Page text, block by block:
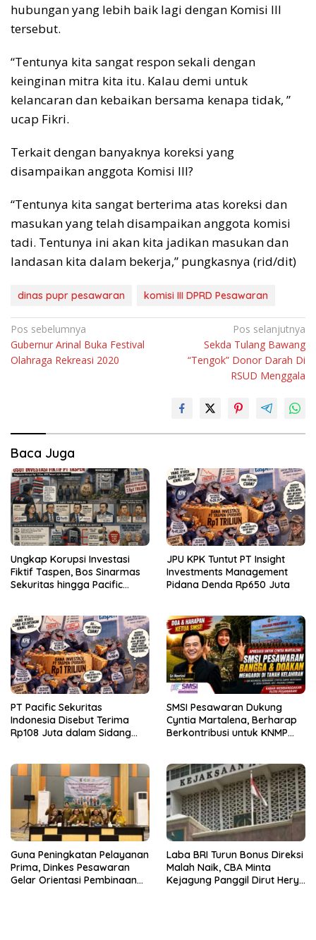
hubungan yang lebih baik lagi dengan Komisi lll
tersebut.
“Tentunya kita sangat respon sekali dengan
keinginan mitra kita itu. Kalau demi untuk
kelancaran dan kebaikan bersama kenapa tidak, ”
ucap Fikri.
Terkait dengan banyaknya koreksi yang
disampaikan anggota Komisi lll?
“Tentunya kita sangat berterima atas koreksi dan
masukan yang telah disampaikan anggota komisi
tadi. Tentunya ini akan kita jadikan masukan dan
landasan kita dalam bekerja,” pungkasnya (rid/dit)
dinas pupr pesawaran komisi III DPRD Pesawaran
Navigasi
pos
Pos sebelumnya
Gubernur Arinal Buka Festival
Olahraga Rekreasi 2020
Pos selanjutnya
Sekda Tulang Bawang
“Tengok” Donor Darah Di
RSUD Menggala
Baca Juga
Ungkap Korupsi Investasi
Fiktif Taspen, Bos Sinarmas
Sekuritas hingga Pacific
JPU KPK Tuntut PT Insight
Investments Management
Pidana Denda Rp650 Juta
PT Pacific Sekuritas
Indonesia Disebut Terima
Rp108 Juta dalam Sidang
SMSI Pesawaran Dukung
Cyntia Martalena, Berharap
Berkontribusi untuk KNMP
Guna Peningkatan Pelayanan
Prima, Dinkes Pesawaran
Gelar Orientasi Pembinaan
Laba BRI Turun Bonus Direksi
Malah Naik, CBA Minta
Kejagung Panggil Dirut Hery